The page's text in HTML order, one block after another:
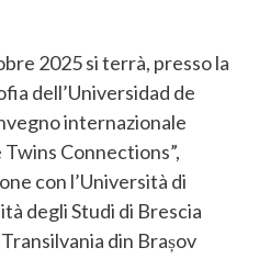
2025 si terrà, presso la
dell’Universidad de
internazionale
Connections”,
con l’Università di
degli Studi di Brescia
din Brașov